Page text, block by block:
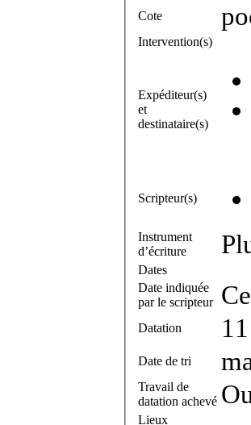
Cote
Intervention(s)
Expéditeur(s)
et
destinataire(s)
Scripteur(s)
Instrument
d’écriture
Dates
Date indiquée
par le scripteur
Datation
Date de tri
Travail de
datation achevé
Lieux